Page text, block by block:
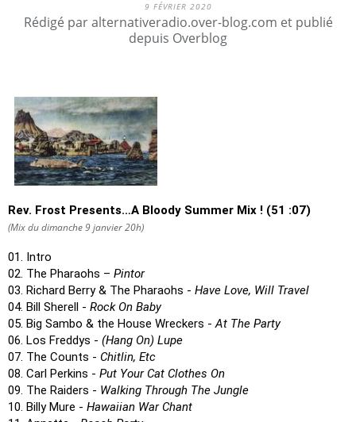
9 FÉVRIER 2020
Rédigé par alternativeradio.over-blog.com et publié
depuis Overblog
Rev. Frost Presents…A Bloody Summer Mix ! (51 :07)
(Mix du dimanche 9 janvier 20h)
01. Intro
02. The Pharaohs – Pintor
03. Richard Berry & The Pharaohs - Have Love, Will Travel
04. Bill Sherell - Rock On Baby
05. Big Sambo & the House Wreckers -At The Party
06. Los Freddys - (Hang On) Lupe
07. The Counts - Chitlin, Etc
08. Carl Perkins - Put Your Cat Clothes On
09. The Raiders - Walking Through The Jungle
10. Billy Mure - Hawaiian War Chant